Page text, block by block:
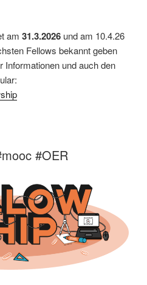
am 31.3.2026 und am 10.4.26
Fellows bekannt geben
Informationen und auch den
#OER